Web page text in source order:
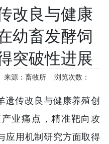
改良与健康
幼畜发酵饲
突破性进展
来源：畜牧所 浏览次数：
遗传改良与健康养殖创
业痛点，精准靶向攻
应用机制研究方面取得